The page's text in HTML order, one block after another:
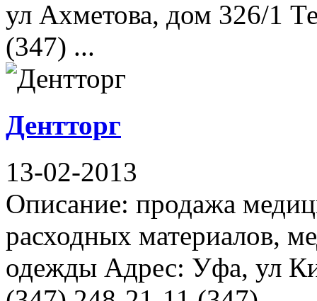
ул Ахметова, дом 326/1
(347) ...
Дентторг
13-02-2013
Описание: продажа
расходных материалов,
одежды Адрес: Уфа, ул